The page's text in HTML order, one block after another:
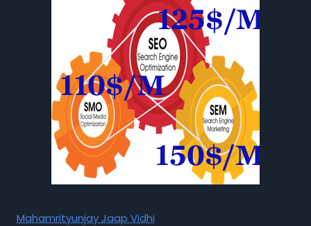
Mahamrityunjay Jaap Vidhi